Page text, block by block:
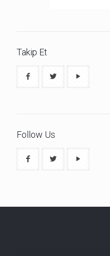
Takip Et
Follow Us